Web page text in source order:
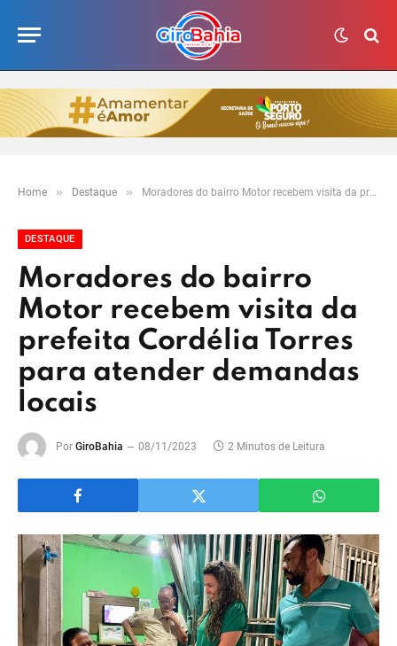
Home » Destaque » Moradores do bairro Motor recebem visita da prefeita Cordélia Torres para atender demandas locais
DESTAQUE
Moradores do bairro
Motor recebem visita da
prefeita Cordélia Torres
para atender demandas
locais
Por GiroBahia 08/11/2023 2 Minutos de Leitura